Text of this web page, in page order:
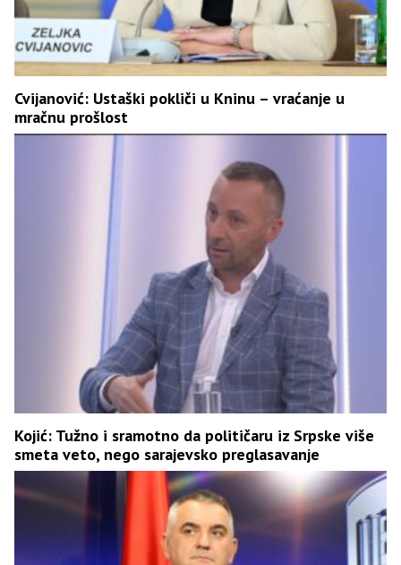
Cvijanović: Ustaški pokliči u Kninu – vraćanje u
mračnu prošlost
Kojić: Tužno i sramotno da političaru iz Srpske više
smeta veto, nego sarajevsko preglasavanje